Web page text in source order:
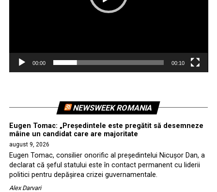
00:00 00:10
NEWSWEEK ROMANIA
Eugen Tomac: „Președintele este pregătit să desemneze
mâine un candidat care are majoritate
august 9, 2026
Eugen Tomac, consilier onorific al președintelui Nicușor Dan, a
declarat că șeful statului este în contact permanent cu liderii
politici pentru depășirea crizei guvernamentale.
Alex Darvari